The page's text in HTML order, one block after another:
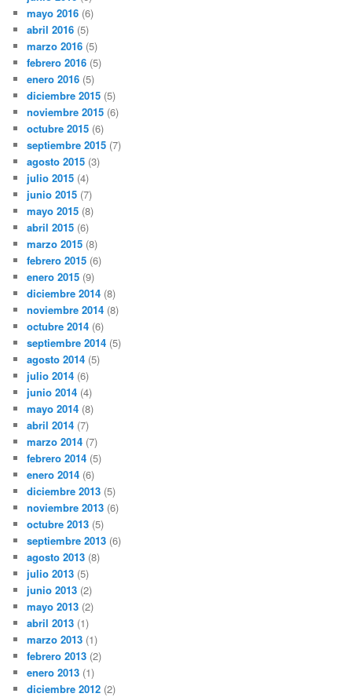
mayo 2016 (6)
abril 2016 (5)
marzo 2016 (5)
febrero 2016 (5)
enero 2016 (5)
diciembre 2015 (5)
noviembre 2015 (6)
octubre 2015 (6)
septiembre 2015 (7)
agosto 2015 (3)
julio 2015 (4)
junio 2015 (7)
mayo 2015 (8)
abril 2015 (6)
marzo 2015 (8)
febrero 2015 (6)
enero 2015 (9)
diciembre 2014 (8)
noviembre 2014 (8)
octubre 2014 (6)
septiembre 2014 (5)
agosto 2014 (5)
julio 2014 (6)
junio 2014 (4)
mayo 2014 (8)
abril 2014 (7)
marzo 2014 (7)
febrero 2014 (5)
enero 2014 (6)
diciembre 2013 (5)
noviembre 2013 (6)
octubre 2013 (5)
septiembre 2013 (6)
agosto 2013 (8)
julio 2013 (5)
junio 2013 (2)
mayo 2013 (2)
abril 2013 (1)
marzo 2013 (1)
febrero 2013 (2)
enero 2013 (1)
diciembre 2012 (2)